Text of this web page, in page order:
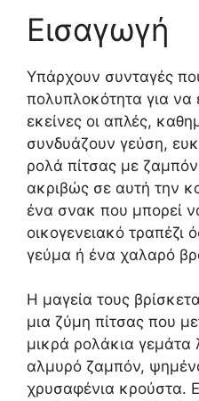
Εισαγωγή
Υπάρχουν συνταγές
πολυπλοκότητα για να
εκείνες οι απλές,
συνδυάζουν γεύση,
ρολά πίτσας με
ακριβώς σε αυτή την
ένα σνακ που μπορεί
οικογενειακό τραπέζι
γεύμα ή ένα χαλαρό
Η μαγεία τους
μια ζύμη πίτσας που
μικρά ρολάκια γεμάτα
αλμυρό ζαμπόν,
χρυσαφένια κρούστα.